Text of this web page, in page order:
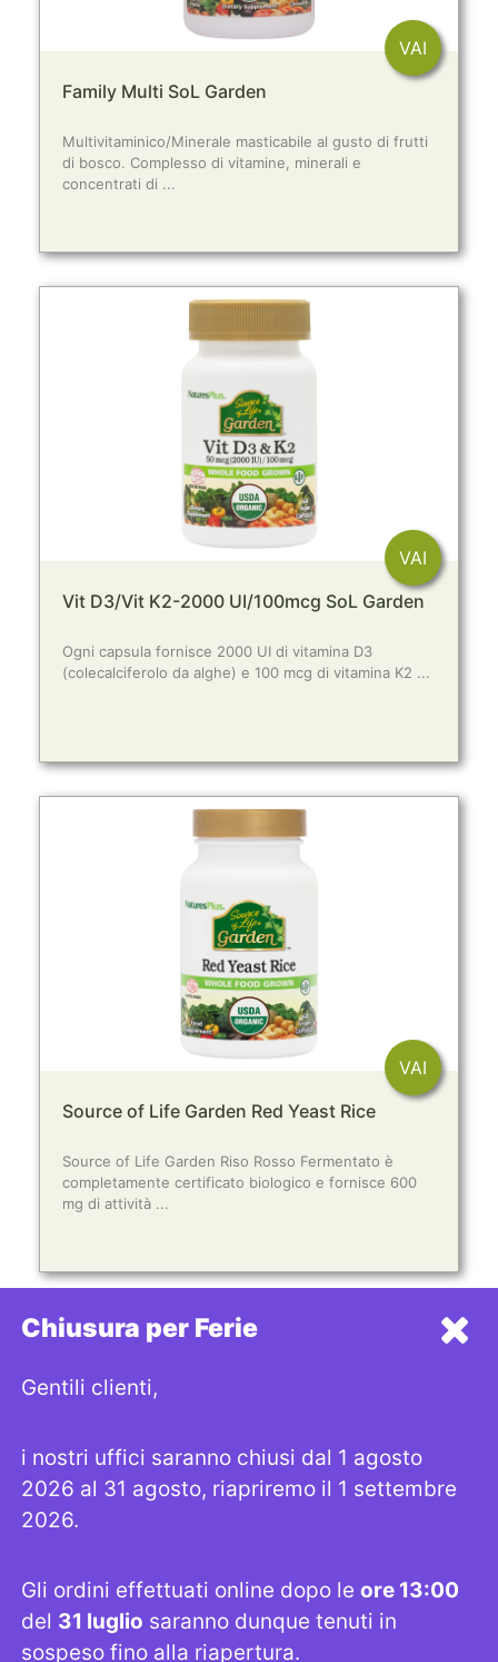
VAI
Family Multi SoL Garden
Multivitaminico/Minerale masticabile al gusto di frutti
di bosco. Complesso di vitamine, minerali e
concentrati di ...
VAI
Vit D3/Vit K2-2000 UI/100mcg SoL Garden
Ogni capsula fornisce 2000 UI di vitamina D3
(colecalciferolo da alghe) e 100 mcg di vitamina K2 ...
VAI
Source of Life Garden Red Yeast Rice
Source of Life Garden Riso Rosso Fermentato è
completamente certificato biologico e fornisce 600
mg di attività ...
Chiusura per Ferie
Gentili clienti,
i nostri uffici saranno chiusi dal 1 agosto
2026 al 31 agosto, riapriremo il 1 settembre
2026.
Gli ordini effettuati online dopo le ore 13:00
del 31 luglio saranno dunque tenuti in
sospeso fino alla riapertura.
Telefono: +3906632192
Email: strega@lastrega.com
Seguici su
LINK UTILI
SHOP INFORMATIVA PRIVACY